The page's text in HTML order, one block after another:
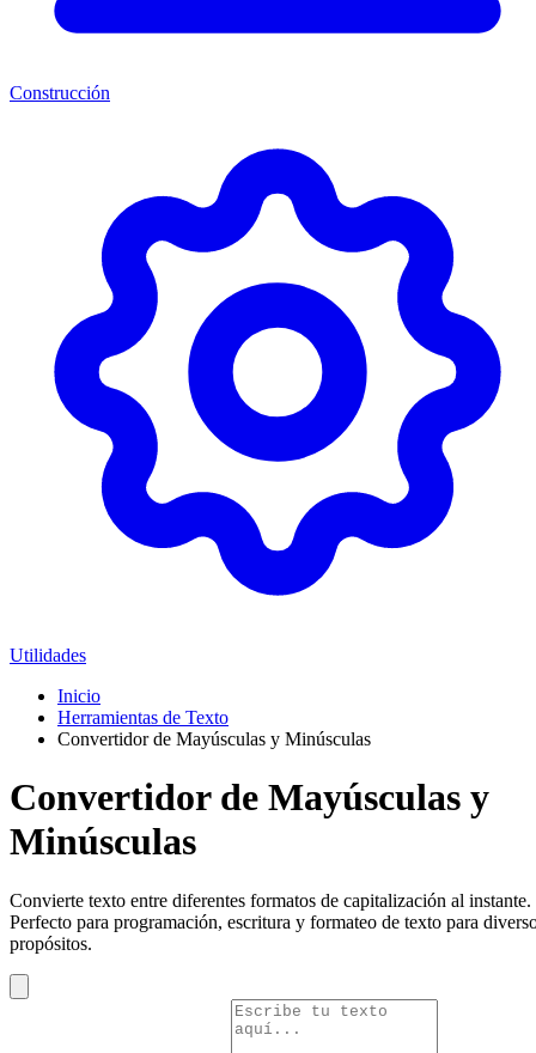
Construcción
Utilidades
Inicio
Herramientas de Texto
Convertidor de Mayúsculas y Minúsculas
Convertidor de Mayúsculas y
Minúsculas
Convierte texto entre diferentes formatos de capitalización al instante.
Perfecto para programación, escritura y formateo de texto para
propósitos.